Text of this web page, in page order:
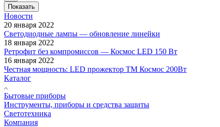
Показать
Новости
20 января 2022
Светодиодные лампы — обновление линейки
18 января 2022
Ретрофит без компромиссов — Космос LED 150 Вт
16 января 2022
Честная мощность: LED прожектор ТМ Космос 200Вт
Каталог
Бытовые приборы
Инструменты, приборы и средства защиты
Светотехника
Компания